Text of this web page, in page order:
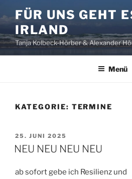
Inhalt
springen
FÜR UNS GEHT
IRLAND
Tanja Kolbeck-Hörber & Alexander
Menü
KATEGORIE: TERMINE
VERÖFFENTLICHT
AM
25. JUNI 2025
NEU NEU NEU NEU
ab sofort gebe ich Resilienz und